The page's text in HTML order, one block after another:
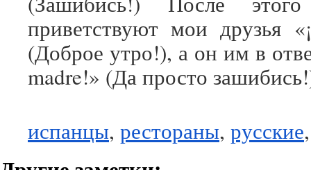
приветствуют мои друзья
(Доброе утро!), а он им в
madre!» (Да просто
испанцы, рестораны, русские